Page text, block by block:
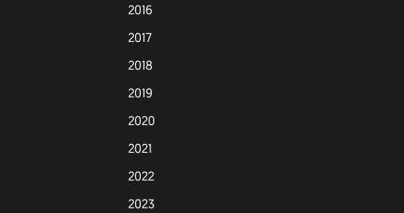
2016
2017
2018
2019
2020
2021
2022
2023